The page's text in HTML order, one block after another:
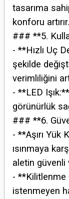
tasarıma
konforu artırır.
### **5.
- **Hızlı Uç
şekilde
verimliliğini
- **LED
görünürlük
### **6.
- **Aşırı Yük
ısınmaya
aletin güvenli
- **Kilitlenme
istenmeyen